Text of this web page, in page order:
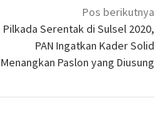
Pos berikutnya
Pilkada Serentak di Sulsel 2020,
PAN Ingatkan Kader Solid
Menangkan Paslon yang Diusung